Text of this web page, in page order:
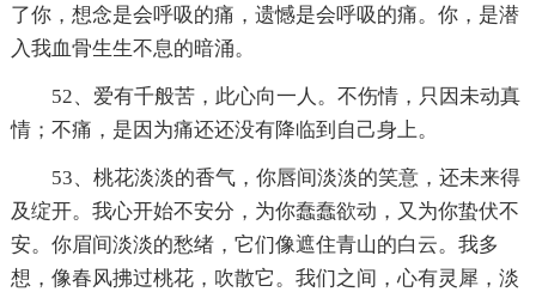
了你，想念是会呼吸的痛，遗憾是会呼吸的痛。你，是潜
入我血骨生生不息的暗涌。
52、爱有千般苦，此心向一人。不伤情，只因未动真
情；不痛，是因为痛还还没有降临到自己身上。
53、桃花淡淡的香气，你唇间淡淡的笑意，还未来得
及绽开。我心开始不安分，为你蠢蠢欲动，又为你蛰伏不
安。你眉间淡淡的愁绪，它们像遮住青山的白云。我多
想，像春风拂过桃花，吹散它。我们之间，心有灵犀，淡